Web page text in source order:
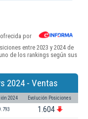
por
entre 2023 y 2024 de
de los rankings según sus
2024 - Ventas
2024 Evolución Posiciones
1.604